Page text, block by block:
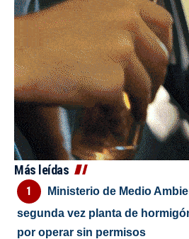
Más leídas
Ministerio de Medio
segunda vez planta de
por operar sin permisos